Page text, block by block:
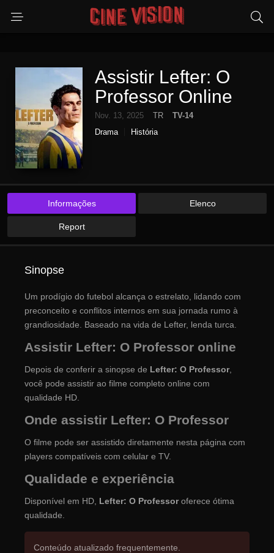
Assistir Lefter: O
Professor Online
Nov. 13, 2025 TR
TV-14
Drama
História
Informações Elenco
Report
Sinopse
Um prodígio do futebol alcança o estrelato, lidando com
preconceito e conflitos internos em sua jornada rumo à
grandiosidade. Baseado na vida de Lefter, lenda turca.
Assistir Lefter: O Professor online
Depois de conferir a sinopse de Lefter: O Professor,
você pode assistir ao filme completo online com
qualidade HD.
Onde assistir Lefter: O Professor
O filme pode ser assistido diretamente nesta página com
players compatíveis com celular e TV.
Qualidade e experiência
Disponível em HD, Lefter: O Professoroferece ótima
qualidade.
Conteúdo atualizado frequentemente.